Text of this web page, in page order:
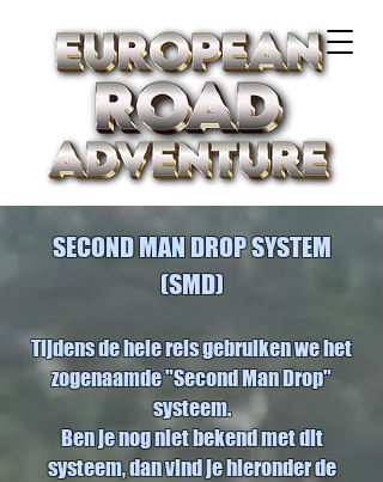
SECOND MAN DROP SYSTEM
(SMD)
Tijdens de hele reis gebruiken we het
zogenaamde "Second Man Drop"
systeem.
Ben je nog niet bekend met dit
systeem, dan vind je hieronder de